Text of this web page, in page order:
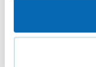
© 2026 Solar